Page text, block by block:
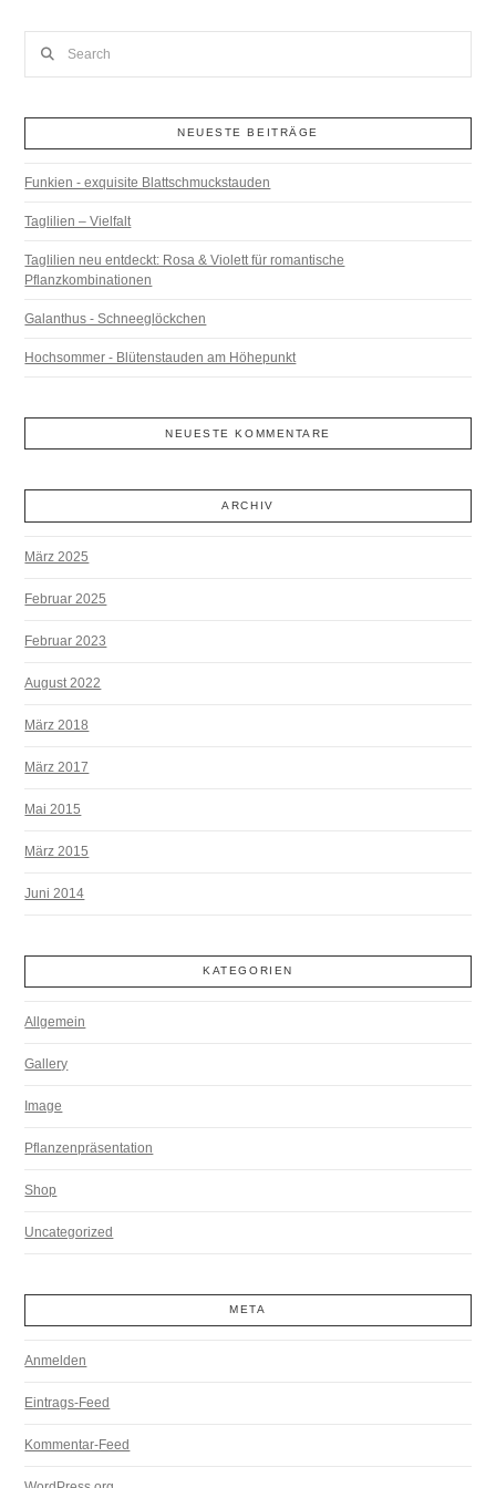
NEUESTE BEITRÄGE
Funkien - exquisite Blattschmuckstauden
Taglilien – Vielfalt
Taglilien neu entdeckt: Rosa & Violett für romantische
Pflanzkombinationen
Galanthus - Schneeglöckchen
Hochsommer - Blütenstauden am Höhepunkt
NEUESTE KOMMENTARE
ARCHIV
März 2025
Februar 2025
Februar 2023
August 2022
März 2018
März 2017
Mai 2015
März 2015
Juni 2014
KATEGORIEN
Allgemein
Gallery
Image
Pflanzenpräsentation
Shop
Uncategorized
META
Anmelden
Eintrags-Feed
Kommentar-Feed